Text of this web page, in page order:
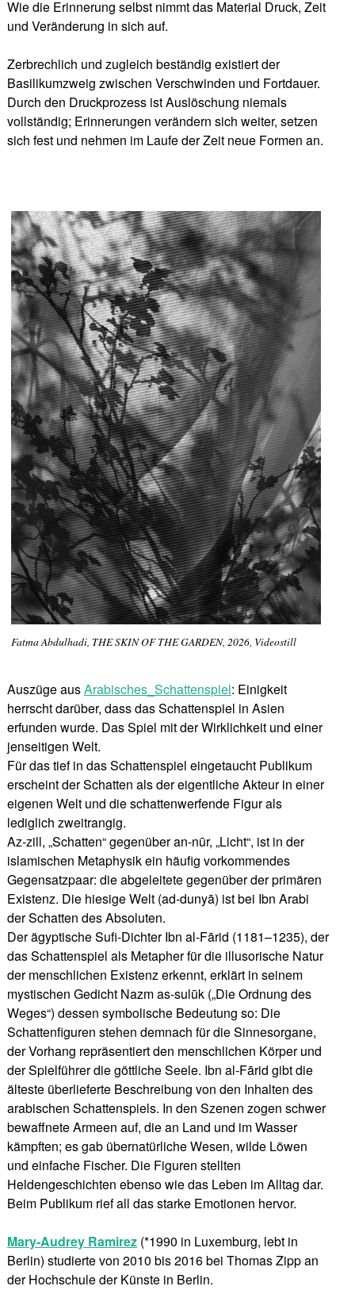
Wie die Erinnerung selbst nimmt das Material Druck, Zeit
und Veränderung in sich auf.
Zerbrechlich und zugleich beständig existiert der
Basilikumzweig zwischen Verschwinden und Fortdauer.
Durch den Druckprozess ist Auslöschung niemals
vollständig; Erinnerungen verändern sich weiter, setzen
sich fest und nehmen im Laufe der Zeit neue Formen an.
Fatma Abdulhadi, THE SKIN OF THE GARDEN, 2026, Videostill
Auszüge ausArabisches_Schattenspiel: Einigkeit
herrscht darüber, dass das Schattenspiel in Asien
erfunden wurde. Das Spiel mit der Wirklichkeit und einer
jenseitigen Welt.
Für das tief in das Schattenspiel eingetaucht Publikum
erscheint der Schatten als der eigentliche Akteur in einer
eigenen Welt und die schattenwerfende Figur als
lediglich zweitrangig.
Az-zill, „Schatten“ gegenüber an-nūr, „Licht“, ist in der
islamischen Metaphysik ein häufig vorkommendes
Gegensatzpaar: die abgeleitete gegenüber der primären
Existenz. Die hiesige Welt (ad-dunyā) ist bei Ibn Arabi
der Schatten des Absoluten.
Der ägyptische Sufi-Dichter Ibn al-Fārid (1181–1235), der
das Schattenspiel als Metapher für die illusorische Natur
der menschlichen Existenz erkennt, erklärt in seinem
mystischen Gedicht Nazm as-sulūk („Die Ordnung des
Weges“) dessen symbolische Bedeutung so: Die
Schattenfiguren stehen demnach für die Sinnesorgane,
der Vorhang repräsentiert den menschlichen Körper und
der Spielführer die göttliche Seele. Ibn al-Fārid gibt die
älteste überlieferte Beschreibung von den Inhalten des
arabischen Schattenspiels. In den Szenen zogen schwer
bewaffnete Armeen auf, die an Land und im Wasser
kämpften; es gab übernatürliche Wesen, wilde Löwen
und einfache Fischer. Die Figuren stellten
Heldengeschichten ebenso wie das Leben im Alltag dar.
Beim Publikum rief all das starke Emotionen hervor.
Mary-Audrey Ramirez (*1990 in Luxemburg, lebt in
Berlin) studierte von 2010 bis 2016 bei Thomas Zipp an
der Hochschule der Künste in Berlin.